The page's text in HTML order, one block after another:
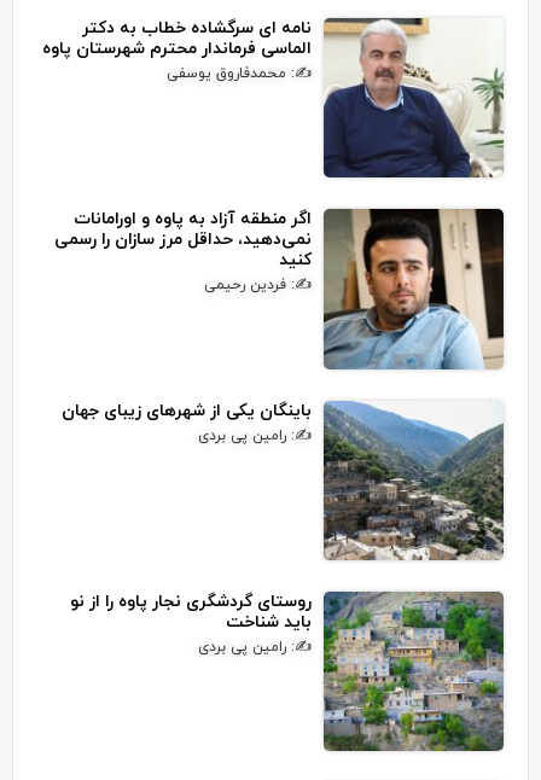
نامه ای سرگشاده خطاب به دکتر
الماسی فرماندار محترم شهرستان پاوه
✍: محمدفاروق یوسفی
اگر منطقه آزاد به پاوه و اورامانات
نمی‌دهید، حداقل مرز سازان را رسمی
کنید
✍: فردین رحیمی
باینگان یکی از شهرهای زیبای جهان
✍: رامین پی بردی
روستای گردشگری نجار پاوه را از نو
باید شناخت
✍: رامین پی بردی